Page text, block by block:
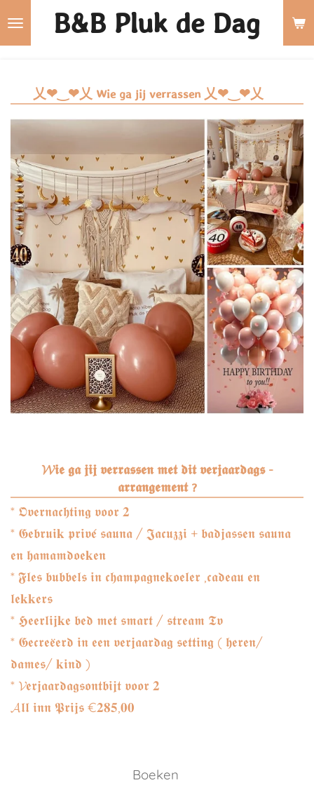
Ga
hoofdinhoud
B&B Pluk de Dag
乂❤‿❤乂 Wie ga jij verrassen 乂❤‿❤乂
𝓦𝖎𝖊 𝖌𝖆 𝖏𝖎𝖏 𝖛𝖊𝖗𝖗𝖆𝖘𝖘𝖊𝖓 𝖒𝖊𝖙 𝖉𝖎𝖙 𝖛𝖊𝖗𝖏𝖆𝖆𝖗𝖉𝖆𝖌𝖘 -
𝖆𝖗𝖗𝖆𝖓𝖌𝖊𝖒𝖊𝖓𝖙 ?
* 𝕺𝖛𝖊𝖗𝖓𝖆𝖈𝖍𝖙𝖎𝖓𝖌 𝖛𝖔𝖔𝖗 𝟐
* 𝕲𝖊𝖇𝖗𝖚𝖎𝐤 𝖕𝖗𝖎𝖛𝖊́ 𝖘𝖆𝖚𝖓𝖆 / 𝕵𝖆𝖈𝖚𝖟𝖟𝖎 + 𝖇𝖆𝖉𝖏𝖆𝖘𝖘𝖊𝖓 𝖘𝖆𝖚𝖓𝖆
𝖊𝖓 𝖍𝖆𝖒𝖆𝖒𝖉𝖔𝖊𝐤𝖊𝖓
* 𝕱𝖑𝖊𝖘 𝖇𝖚𝖇𝖇𝖊𝖑𝖘 𝖎𝖓 𝖈𝖍𝖆𝖒𝖕𝖆𝖌𝖓𝖊𝐤𝖔𝖊𝖑𝖊𝖗 ,𝖈𝖆𝖉𝖊𝖆𝖚 𝖊𝖓
𝖑𝖊𝐤𝐤𝖊𝖗𝖘
* 𝕳𝖊𝖊𝖗𝖑𝖎𝖏𝐤𝖊 𝖇𝖊𝖉 𝖒𝖊𝖙 𝖘𝖒𝖆𝖗𝖙 / 𝖘𝖙𝖗𝖊𝖆𝖒 𝕿𝖛
* 𝕲𝖊𝖈𝖗𝖊𝖊̈𝖊𝖗𝖉 𝖎𝖓 𝖊𝖊𝖓 𝖛𝖊𝖗𝖏𝖆𝖆𝖗𝖉𝖆𝖌 𝖘𝖊𝖙𝖙𝖎𝖓𝖌 ( 𝖍𝖊𝖗𝖊𝖓/
𝖉𝖆𝖒𝖊𝖘/ 𝐤𝖎𝖓𝖉 )
* 𝓥𝖊𝖗𝖏𝖆𝖆𝖗𝖉𝖆𝖌𝖘𝖔𝖓𝖙𝖇𝖎𝖏𝖙 𝖛𝖔𝖔𝖗 𝟐
𝓐𝖑𝖑 𝖎𝖓𝖓 𝕻𝖗𝖎𝖏𝖘 €𝟐𝟖𝟓,𝟎𝟎
Boeken